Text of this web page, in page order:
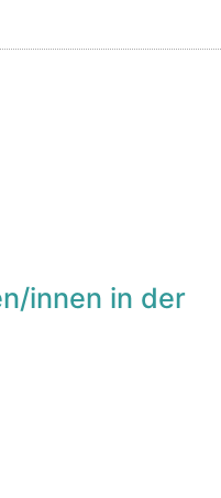
innen in der